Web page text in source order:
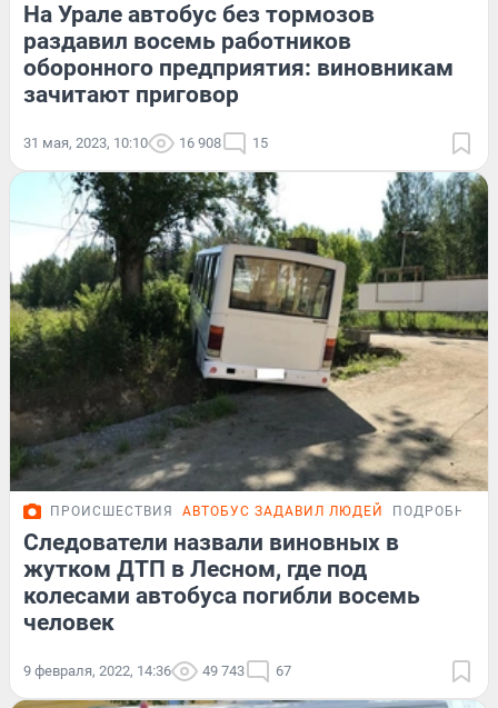
На Урале автобус без тормозов
раздавил восемь работников
оборонного предприятия: виновникам
зачитают приговор
31 мая, 2023, 10:10 16 908 15
ПРОИСШЕСТВИЯ АВТОБУС ЗАДАВИЛ ЛЮДЕЙ
Следователи назвали виновных в
жутком ДТП в Лесном, где под
колесами автобуса погибли восемь
человек
9 февраля, 2022, 14:36 49 743 67